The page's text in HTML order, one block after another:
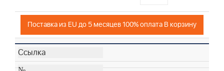
Поставка из EU до 5 месяцев 100% оплата В корзину